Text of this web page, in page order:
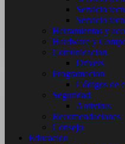
Servicio
Servicio
Herramientas y
Hardware y
Comunicacion
Drivers
Programacion
Códigos de
Seguridad
Antivirus
Recomendaciones
Consejo
Educacion